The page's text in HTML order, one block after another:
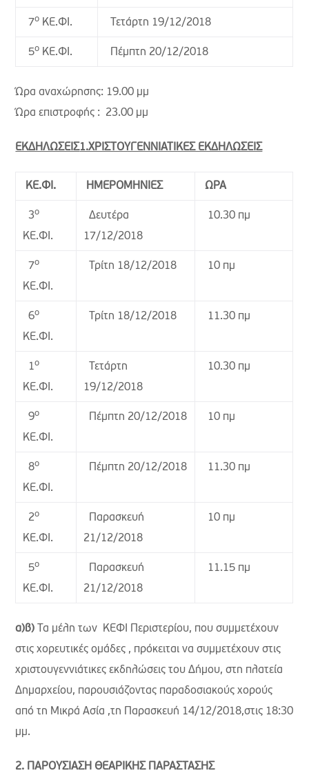
7ο ΚΕ.ΦΙ. Τετάρτη 19/12/2018
5ο ΚΕ.ΦΙ. Πέμπτη 20/12/2018
Ώρα αναχώρησης: 19.00 μμ
Ώρα επιστροφής : 23.00 μμ
ΕΚΔΗΛΩΣΕΙΣ1.ΧΡΙΣΤΟΥΓΕΝΝΙΑΤΙΚΕΣ ΕΚΔΗΛΩΣΕΙΣ
ΚΕ.ΦΙ. ΗΜΕΡΟΜΗΝΙΕΣ ΩΡΑ
3ο
ΚΕ.ΦΙ.
Δευτέρα
17/12/2018
10.30 πμ
7ο
ΚΕ.ΦΙ.
Τρίτη 18/12/2018 10 πμ
6ο
ΚΕ.ΦΙ.
Τρίτη 18/12/2018 11.30 πμ
1ο
ΚΕ.ΦΙ.
Τετάρτη
19/12/2018
10.30 πμ
9ο
ΚΕ.ΦΙ.
Πέμπτη 20/12/2018 10 πμ
8ο
ΚΕ.ΦΙ.
Πέμπτη 20/12/2018 11.30 πμ
2ο
ΚΕ.ΦΙ.
Παρασκευή
21/12/2018
10 πμ
5ο
ΚΕ.ΦΙ.
Παρασκευή
21/12/2018
11.15 πμ
α)β) Τα μέλη των ΚΕΦΙ Περιστερίου, που συμμετέχουν
στις χορευτικές ομάδες , πρόκειται να συμμετέχουν στις
χριστουγεννιάτικες εκδηλώσεις του Δήμου, στη πλατεία
Δημαρχείου, παρουσιάζοντας παραδοσιακούς χορούς
από τη Μικρά Ασία ,τη Παρασκευή 14/12/2018,στις 18:30
μμ.
2. ΠΑΡΟΥΣΙΑΣΗ ΘΕΑΡΙΚΗΣ ΠΑΡΑΣΤΑΣΗΣ